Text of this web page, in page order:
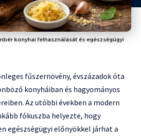
konyhai felhasználását és egészségügyi
fűszernövény, évszázadok óta
konyháiban és hagyományos
Az utóbbi években a modern
fókuszba helyezte, hogy
egészségügyi előnyökkel járhat a